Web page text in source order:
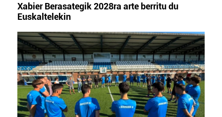
Xabier Berasategik 2028ra arte berritu du
Euskaltelekin